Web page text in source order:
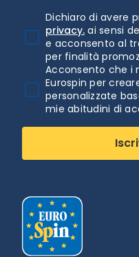
Dichiaro di avere
privacy. ai sensi
e acconsento al
per finalità
Acconsento che i
Eurospin per
personalizzate
mie abitudini di